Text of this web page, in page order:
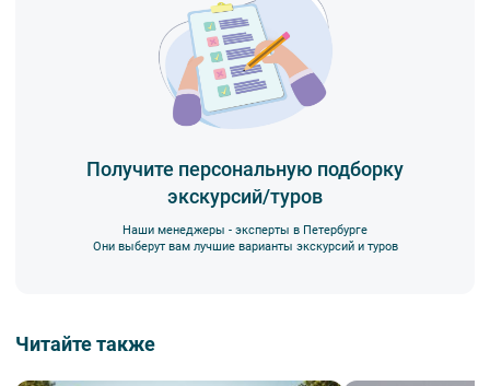
Получите персональную подборку
экскурсий/туров
Наши менеджеры - эксперты в Петербурге
Они выберут вам лучшие варианты экскурсий и туров
Читайте также